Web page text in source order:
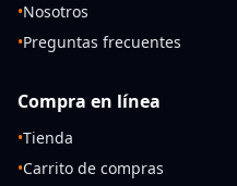
•Nosotros
•Preguntas frecuentes
Compra en línea
•Tienda
•Carrito de compras